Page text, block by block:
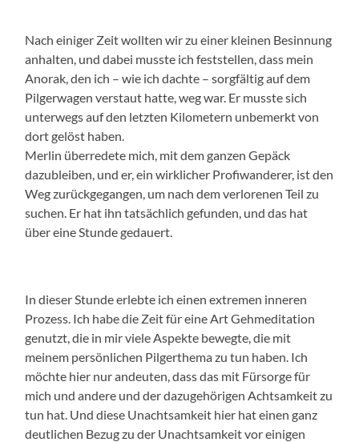
Nach einiger Zeit wollten wir zu einer kleinen Besinnung
anhalten, und dabei musste ich feststellen, dass mein
Anorak, den ich – wie ich dachte – sorgfältig auf dem
Pilgerwagen verstaut hatte, weg war. Er musste sich
unterwegs auf den letzten Kilometern unbemerkt von
dort gelöst haben.
Merlin überredete mich, mit dem ganzen Gepäck
dazubleiben, und er, ein wirklicher Profiwanderer, ist den
Weg zurückgegangen, um nach dem verlorenen Teil zu
suchen. Er hat ihn tatsächlich gefunden, und das hat
über eine Stunde gedauert.
In dieser Stunde erlebte ich einen extremen inneren
Prozess. Ich habe die Zeit für eine Art Gehmeditation
genutzt, die in mir viele Aspekte bewegte, die mit
meinem persönlichen Pilgerthema zu tun haben. Ich
möchte hier nur andeuten, dass das mit Fürsorge für
mich und andere und der dazugehörigen Achtsamkeit zu
tun hat. Und diese Unachtsamkeit hier hat einen ganz
deutlichen Bezug zu der Unachtsamkeit vor einigen